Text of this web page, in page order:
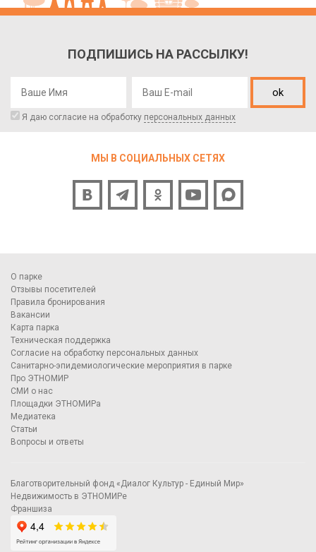
ПОДПИШИСЬ НА РАССЫЛКУ!
ok
Я даю согласие на обработку персональных данных
МЫ В СОЦИАЛЬНЫХ СЕТЯХ
О парке
Отзывы посетителей
Правила бронирования
Вакансии
Карта парка
Техническая поддержка
Согласие на обработку персональных данных
Санитарно-эпидемиологические мероприятия в парке
Про ЭТНОМИР
СМИ о нас
Площадки ЭТНОМИРа
Медиатека
Статьи
Вопросы и ответы
Благотворительный фонд «Диалог Культур - Единый Мир»
Недвижимость в ЭТНОМИРе
Франшиза